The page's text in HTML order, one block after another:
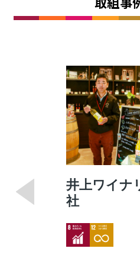
井上ワイナ
社
ImageImage